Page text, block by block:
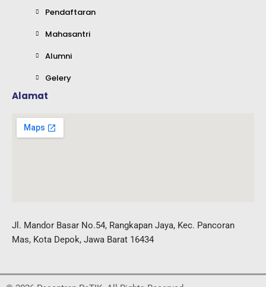
Pendaftaran
Mahasantri
Alumni
Gelery
Alamat
Jl. Mandor Basar No.54, Rangkapan Jaya, Kec. Pancoran
Mas, Kota Depok, Jawa Barat 16434